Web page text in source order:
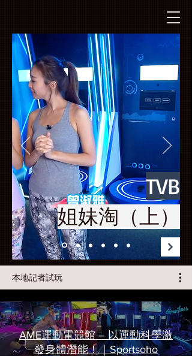
TVB
姐妹淘（上）
本地記者試玩
AME運動電競館 – 以運動科學激
發身體潛能！｜Sportsoho